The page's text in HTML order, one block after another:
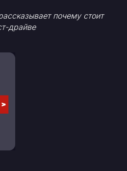
почему стоит
драйве